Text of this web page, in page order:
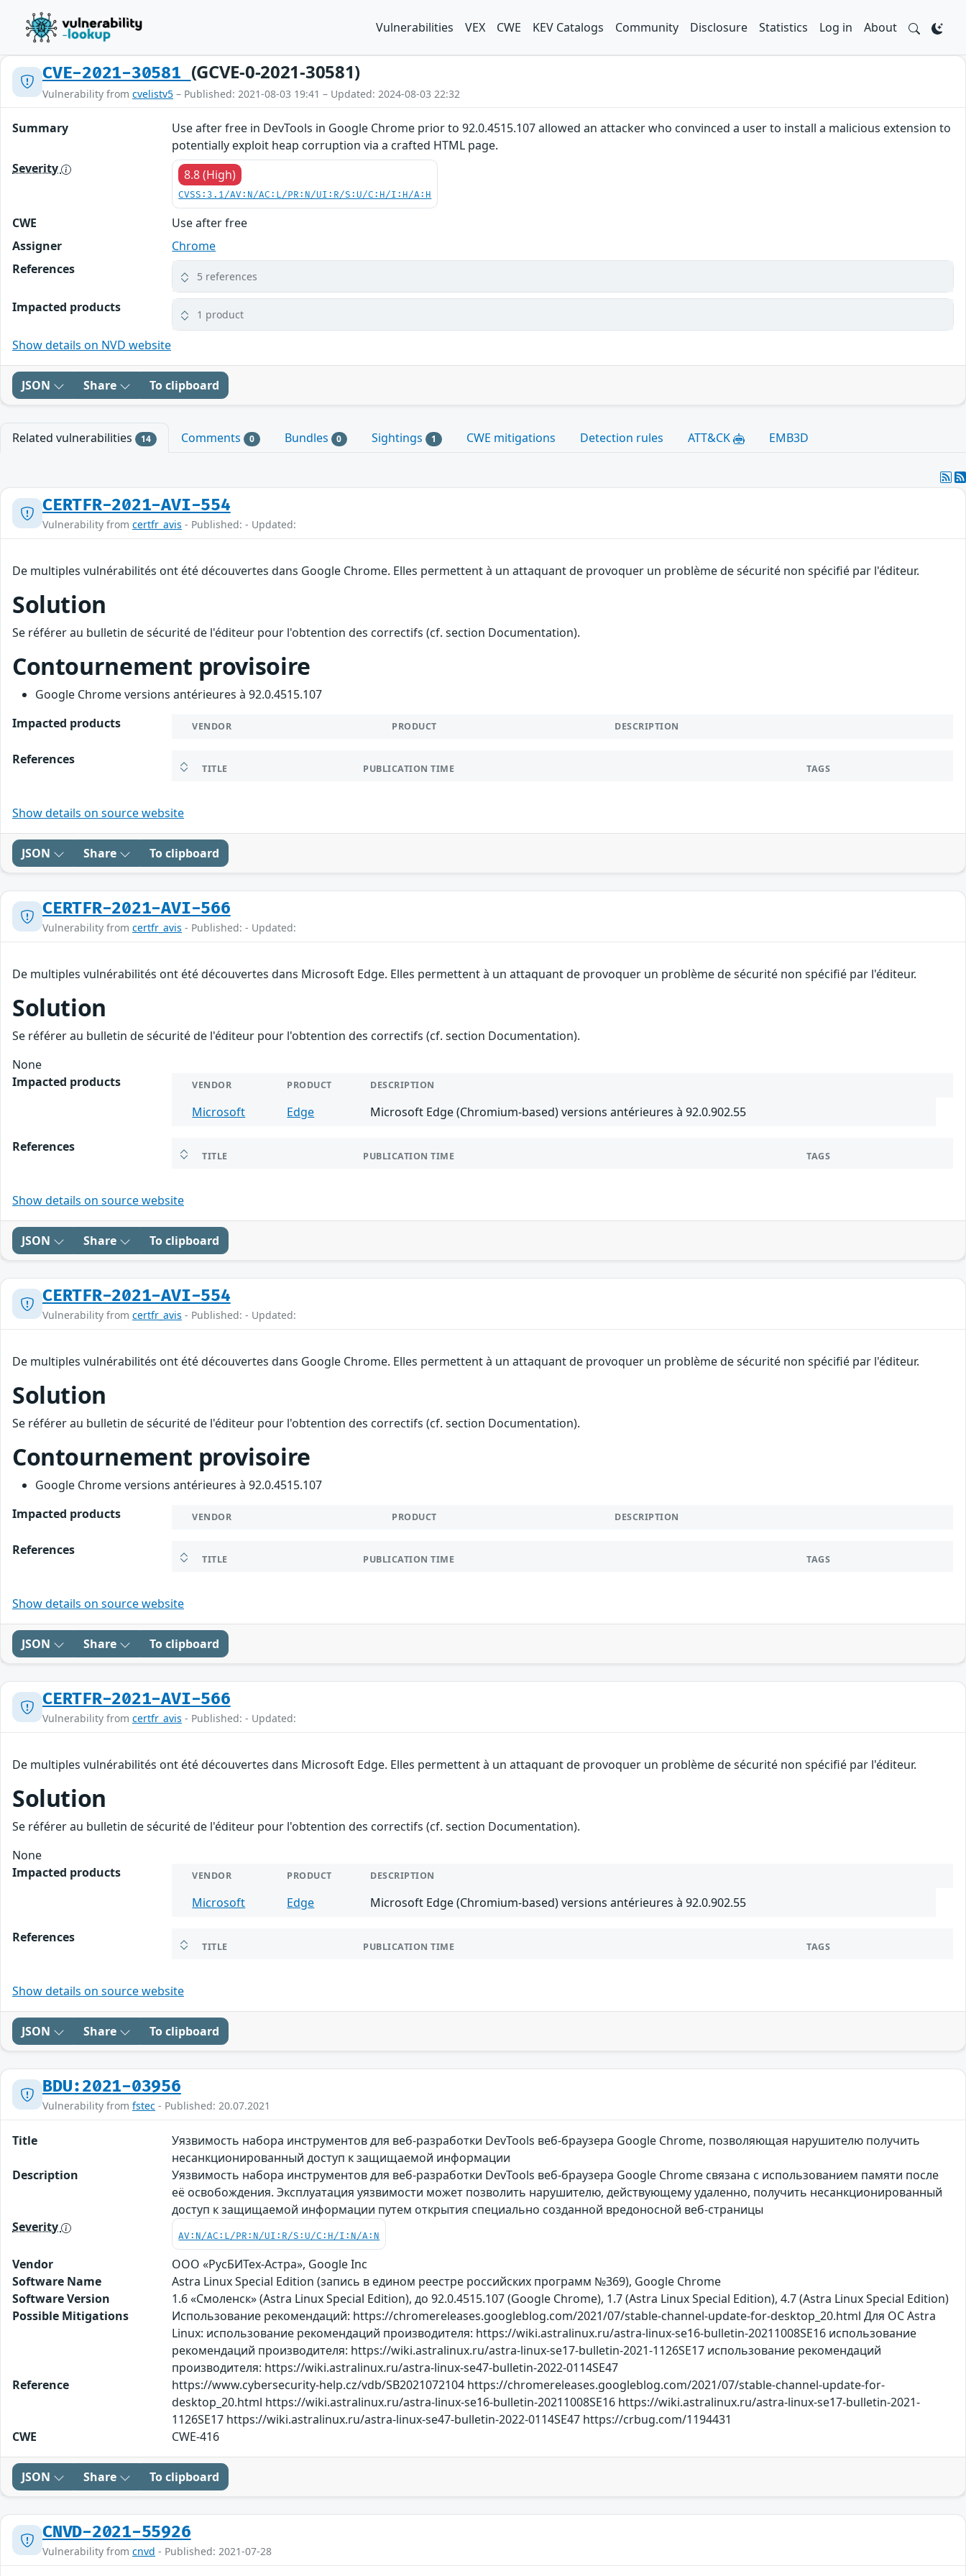
Vulnerabilities VEX CWE KEV Catalogs Community Disclosure Statistics Log in About
CVE-2021-30581 (GCVE-0-2021-30581)
Vulnerability from cvelistv5 – Published: 2021-08-03 19:41 – Updated: 2024-08-03 22:32
Summary
Use after free in DevTools in Google Chrome prior to 92.0.4515.107 allowed an attacker who convinced a user to install a malicious extension to
potentially exploit heap corruption via a crafted HTML page.
Severity
8.8 (High)
CVSS:3.1/AV:N/AC:L/PR:N/UI:R/S:U/C:H/I:H/A:H
CWE
Use after free
Assigner
Chrome
References
5 references
Impacted products 1 product
Show details on NVD website
JSON Share To clipboard
Related vulnerabilities 14 Comments 0 Bundles 0 Sightings 1 CWE mitigations Detection rules ATT&CK EMB3D
CERTFR-2021-AVI-554
Vulnerability from certfr_avis - Published: - Updated:
De multiples vulnérabilités ont été découvertes dans Google Chrome. Elles permettent à un attaquant de provoquer un problème de sécurité non spécifié par l'éditeur.
Solution
Se référer au bulletin de sécurité de l'éditeur pour l'obtention des correctifs (cf. section Documentation).
Contournement provisoire
Google Chrome versions antérieures à 92.0.4515.107
Impacted products
VENDOR PRODUCT DESCRIPTION
References
TITLE PUBLICATION TIME TAGS
Show details on source website
JSON Share To clipboard
CERTFR-2021-AVI-566
Vulnerability from certfr_avis - Published: - Updated:
De multiples vulnérabilités ont été découvertes dans Microsoft Edge. Elles permettent à un attaquant de provoquer un problème de sécurité non spécifié par l'éditeur.
Solution
Se référer au bulletin de sécurité de l'éditeur pour l'obtention des correctifs (cf. section Documentation).
None
Impacted products
VENDOR PRODUCT DESCRIPTION
Microsoft Edge Microsoft Edge (Chromium-based) versions antérieures à 92.0.902.55
References
TITLE PUBLICATION TIME TAGS
Show details on source website
JSON Share To clipboard
CERTFR-2021-AVI-554
Vulnerability from certfr_avis - Published: - Updated:
De multiples vulnérabilités ont été découvertes dans Google Chrome. Elles permettent à un attaquant de provoquer un problème de sécurité non spécifié par l'éditeur.
Solution
Se référer au bulletin de sécurité de l'éditeur pour l'obtention des correctifs (cf. section Documentation).
Contournement provisoire
Google Chrome versions antérieures à 92.0.4515.107
Impacted products
VENDOR PRODUCT DESCRIPTION
References
TITLE PUBLICATION TIME TAGS
Show details on source website
JSON Share To clipboard
CERTFR-2021-AVI-566
Vulnerability from certfr_avis - Published: - Updated:
De multiples vulnérabilités ont été découvertes dans Microsoft Edge. Elles permettent à un attaquant de provoquer un problème de sécurité non spécifié par l'éditeur.
Solution
Se référer au bulletin de sécurité de l'éditeur pour l'obtention des correctifs (cf. section Documentation).
None
Impacted products
VENDOR PRODUCT DESCRIPTION
Microsoft Edge Microsoft Edge (Chromium-based) versions antérieures à 92.0.902.55
References
TITLE PUBLICATION TIME TAGS
Show details on source website
JSON Share To clipboard
BDU:2021-03956
Vulnerability from fstec - Published: 20.07.2021
Title
Уязвимость набора инструментов для веб-разработки DevTools веб-браузера Google Chrome, позволяющая нарушителю получить
несанкционированный доступ к защищаемой информации
Description
Уязвимость набора инструментов для веб-разработки DevTools веб-браузера Google Chrome связана с использованием памяти после
её освобождения. Эксплуатация уязвимости может позволить нарушителю, действующему удаленно, получить несанкционированный
доступ к защищаемой информации путем открытия специально созданной вредоносной веб-страницы
Severity
AV:N/AC:L/PR:N/UI:R/S:U/C:H/I:N/A:N
Vendor
ООО «РусБИТех-Астра», Google Inc
Software Name
Astra Linux Special Edition (запись в едином реестре российских программ №369), Google Chrome
Software Version
1.6 «Смоленск» (Astra Linux Special Edition), до 92.0.4515.107 (Google Chrome), 1.7 (Astra Linux Special Edition), 4.7 (Astra Linux Special Edition)
Possible Mitigations
Использование рекомендаций: https://chromereleases.googleblog.com/2021/07/stable-channel-update-for-desktop_20.html Для ОС Astra
Linux: использование рекомендаций производителя: https://wiki.astralinux.ru/astra-linux-se16-bulletin-20211008SE16 использование
рекомендаций производителя: https://wiki.astralinux.ru/astra-linux-se17-bulletin-2021-1126SE17 использование рекомендаций
производителя: https://wiki.astralinux.ru/astra-linux-se47-bulletin-2022-0114SE47
Reference
https://www.cybersecurity-help.cz/vdb/SB2021072104 https://chromereleases.googleblog.com/2021/07/stable-channel-update-for-
desktop_20.html https://wiki.astralinux.ru/astra-linux-se16-bulletin-20211008SE16 https://wiki.astralinux.ru/astra-linux-se17-bulletin-2021-
1126SE17 https://wiki.astralinux.ru/astra-linux-se47-bulletin-2022-0114SE47 https://crbug.com/1194431
CWE
CWE-416
JSON Share To clipboard
CNVD-2021-55926
Vulnerability from cnvd - Published: 2021-07-28